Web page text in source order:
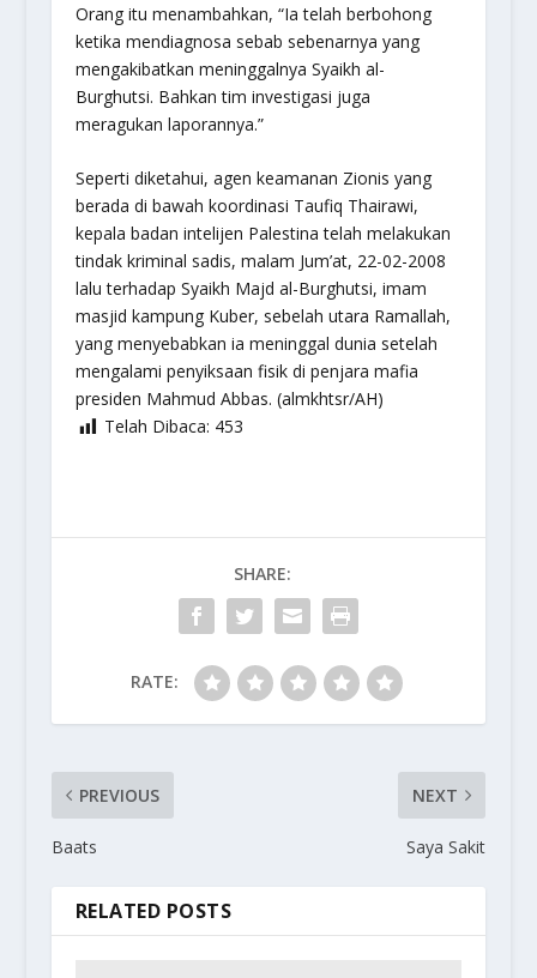
Orang itu menambahkan, “Ia telah berbohong
ketika mendiagnosa sebab sebenarnya yang
mengakibatkan meninggalnya Syaikh al-
Burghutsi. Bahkan tim investigasi juga
meragukan laporannya.”
Seperti diketahui, agen keamanan Zionis yang
berada di bawah koordinasi Taufiq Thairawi,
kepala badan intelijen Palestina telah melakukan
tindak kriminal sadis, malam Jum’at, 22-02-2008
lalu terhadap Syaikh Majd al-Burghutsi, imam
masjid kampung Kuber, sebelah utara Ramallah,
yang menyebabkan ia meninggal dunia setelah
mengalami penyiksaan fisik di penjara mafia
presiden Mahmud Abbas. (almkhtsr/AH)
Telah Dibaca: 453
SHARE:
RATE:
PREVIOUS
Baats
NEXT
Saya Sakit
RELATED POSTS